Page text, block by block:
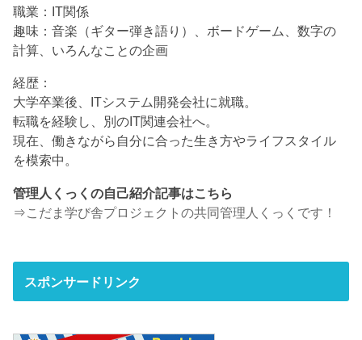
職業：IT関係
趣味：音楽（ギター弾き語り）、ボードゲーム、数字の
計算、いろんなことの企画
経歴：
大学卒業後、ITシステム開発会社に就職。
転職を経験し、別のIT関連会社へ。
現在、働きながら自分に合った生き方やライフスタイル
を模索中。
管理人くっくの自己紹介記事はこちら
⇒こだま学び舎プロジェクトの共同管理人くっくです！
スポンサードリンク